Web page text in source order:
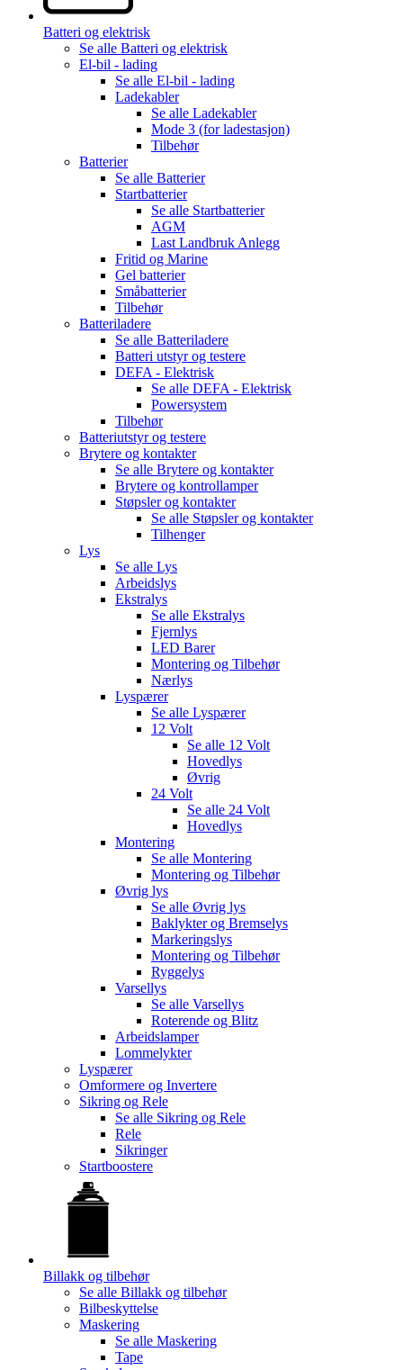
Batteri og elektrisk
Se alle Batteri og elektrisk
El-bil - lading
Se alle El-bil - lading
Ladekabler
Se alle Ladekabler
Mode 3 (for ladestasjon)
Tilbehør
Batterier
Se alle Batterier
Startbatterier
Se alle Startbatterier
AGM
Last Landbruk Anlegg
Fritid og Marine
Gel batterier
Småbatterier
Tilbehør
Batteriladere
Se alle Batteriladere
Batteri utstyr og testere
DEFA - Elektrisk
Se alle DEFA - Elektrisk
Powersystem
Tilbehør
Batteriutstyr og testere
Brytere og kontakter
Se alle Brytere og kontakter
Brytere og kontrollamper
Støpsler og kontakter
Se alle Støpsler og kontakter
Tilhenger
Lys
Se alle Lys
Arbeidslys
Ekstralys
Se alle Ekstralys
Fjernlys
LED Barer
Montering og Tilbehør
Nærlys
Lyspærer
Se alle Lyspærer
12 Volt
Se alle 12 Volt
Hovedlys
Øvrig
24 Volt
Se alle 24 Volt
Hovedlys
Montering
Se alle Montering
Montering og Tilbehør
Øvrig lys
Se alle Øvrig lys
Baklykter og Bremselys
Markeringslys
Montering og Tilbehør
Ryggelys
Varsellys
Se alle Varsellys
Roterende og Blitz
Arbeidslamper
Lommelykter
Lyspærer
Omformere og Invertere
Sikring og Rele
Se alle Sikring og Rele
Rele
Sikringer
Startboostere
Billakk og tilbehør
Se alle Billakk og tilbehør
Bilbeskyttelse
Maskering
Se alle Maskering
Tape